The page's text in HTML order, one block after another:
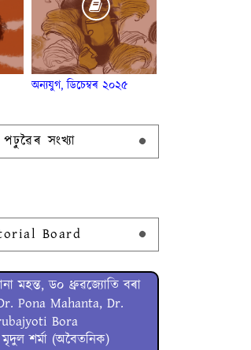
অন্যযুগ, ডিচেম্বৰ ২০২৫
সংখ্যা
Board
মহন্ত, ড০ ধ্ৰুৱজ্যোতি বৰা
Pona Mahanta, Dr.
Bora
শৰ্মা (অবৈতনিক)